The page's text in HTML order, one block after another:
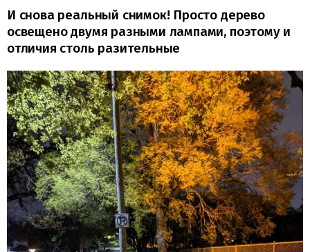
И снова реальный снимок! Просто дерево
освещено двумя разными лампами, поэтому и
отличия столь разительные